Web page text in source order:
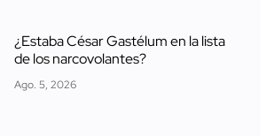
¿Estaba César Gastélum en la lista
de los narcovolantes?
Ago. 5, 2026